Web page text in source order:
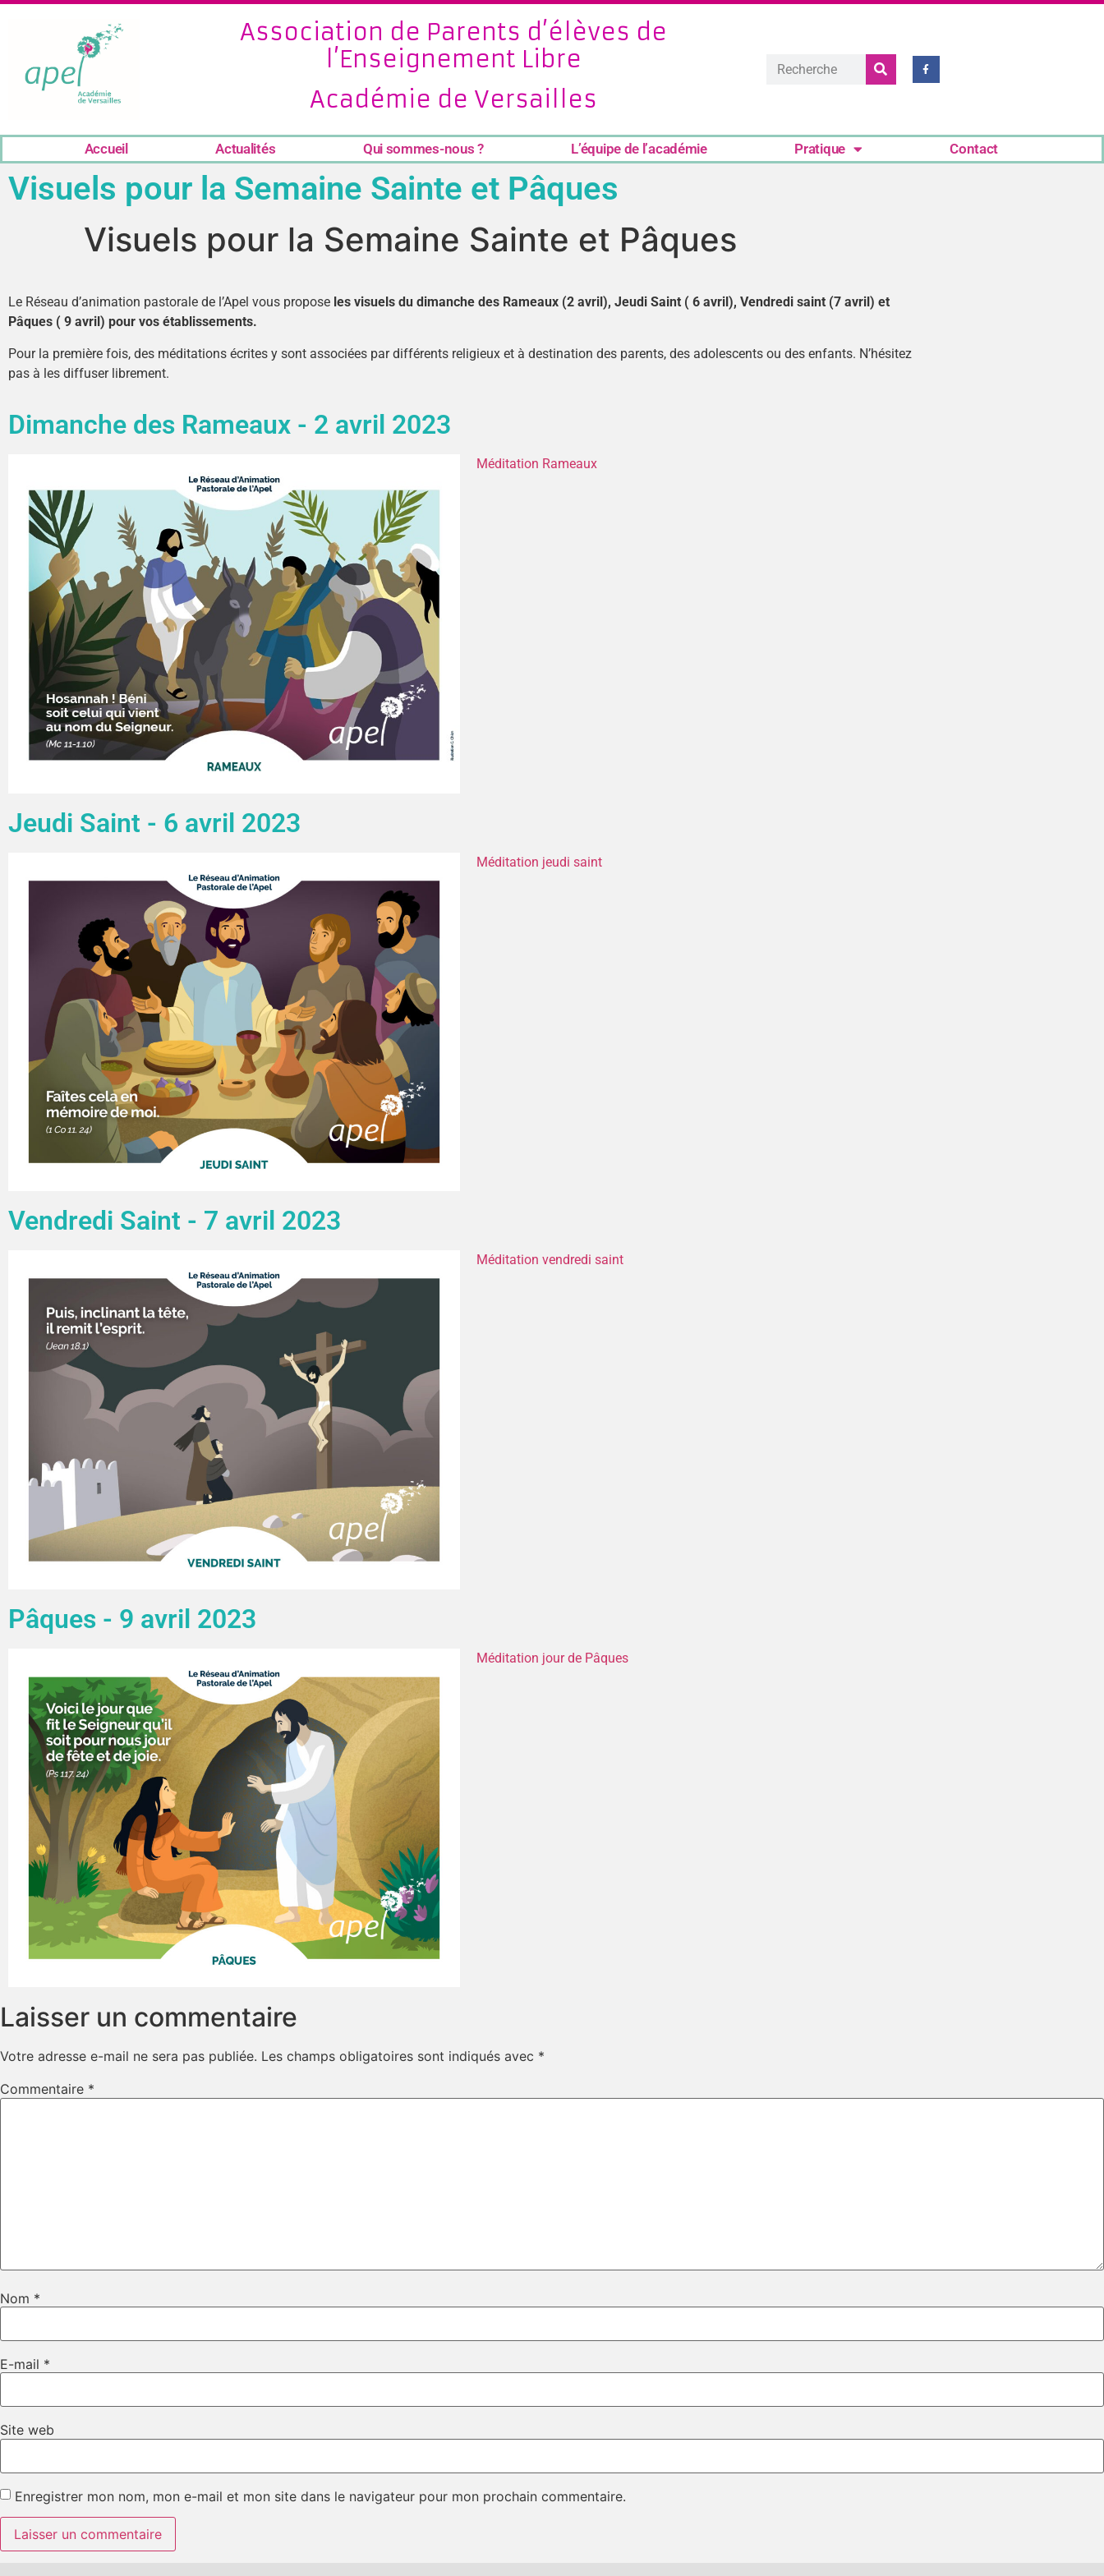
Association de Parents d’élèves de
l’Enseignement Libre
Académie de Versailles
Accueil Actualités Qui sommes-nous ? L’équipe de l’académie Pratique Contact
Visuels pour la Semaine Sainte et Pâques
Visuels pour la Semaine Sainte et Pâques
Le Réseau d’animation pastorale de l’Apel vous propose les visuels du dimanche des Rameaux (2 avril), Jeudi Saint ( 6 avril), Vendredi saint (7 avril) et
Pâques ( 9 avril) pour vos établissements.
Pour la première fois, des méditations écrites y sont associées par différents religieux et à destination des parents, des adolescents ou des enfants. N’hésitez
pas à les diffuser librement.
Dimanche des Rameaux - 2 avril 2023
Méditation Rameaux
Jeudi Saint - 6 avril 2023
Méditation jeudi saint
Vendredi Saint - 7 avril 2023
Méditation vendredi saint
Pâques - 9 avril 2023
Méditation jour de Pâques
Laisser un commentaire
Votre adresse e-mail ne sera pas publiée. Les champs obligatoires sont indiqués avec *
Commentaire *
Nom *
E-mail *
Site web
Enregistrer mon nom, mon e-mail et mon site dans le navigateur pour mon prochain commentaire.